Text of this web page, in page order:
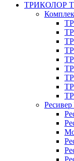
ТРИКОЛОР